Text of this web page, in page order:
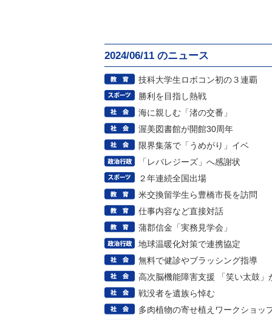
2024/06/11 のニュース
技科大学生ロボコン初の３連覇
勝利を目指し熱戦
海に親しむ「渚の交番」
渥美図書館が開館30周年
限界集落で「うめがり」イベ
「レバレジーズ」へ感謝状
２年連続全国出場
米交換留学生ら豊橋市長を訪問
仕事内容など直接対話
蒲郡信金「実務見学会」
地球温暖化対策で連携協定
無料で健診やブラッシング指導
高次脳機能障害支援 「笑い太鼓」
戦没者を遺族ら悼む
多肉植物の寄せ植えワークショッ